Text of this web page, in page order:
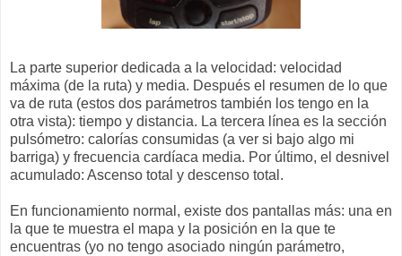
La parte superior dedicada a la velocidad: velocidad
máxima (de la ruta) y media. Después el resumen de lo que
va de ruta (estos dos parámetros también los tengo en la
otra vista): tiempo y distancia. La tercera línea es la sección
pulsómetro: calorías consumidas (a ver si bajo algo mi
barriga) y frecuencia cardíaca media. Por último, el desnivel
acumulado: Ascenso total y descenso total.
En funcionamiento normal, existe dos pantallas más: una en
la que te muestra el mapa y la posición en la que te
encuentras (yo no tengo asociado ningún parámetro,